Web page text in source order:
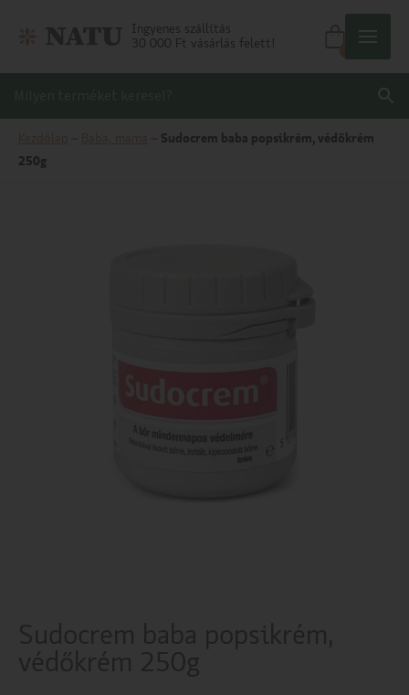
Ingyenes szállítás
30 000 Ft vásárlás felett!
Sudocrem baba popsikrém, védőkrém
250g